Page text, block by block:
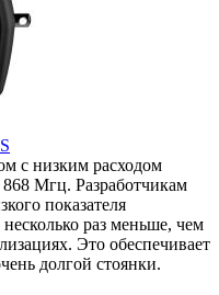
с низким расходом
868 Мгц. Разработчикам
показателя
раз меньше, чем
Это обеспечивает
долгой стоянки.